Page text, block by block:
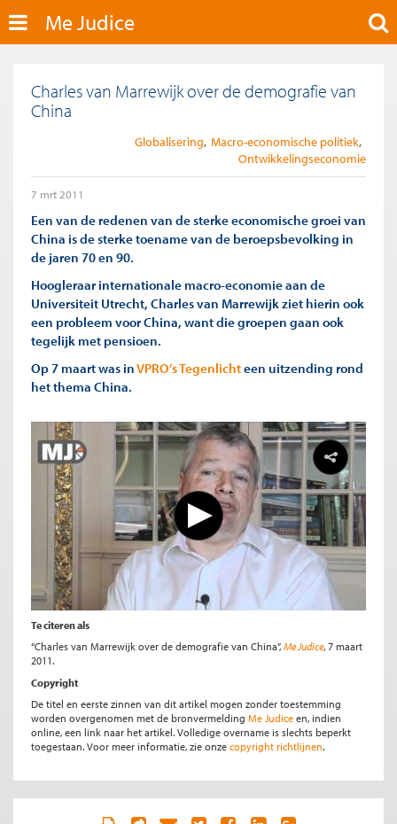
Me Judice
Charles van Marrewijk over de demografie van
China
Globalisering Macro-economische politiek
Ontwikkelingseconomie
7 mrt 2011
Een van de redenen van de sterke economische groei van
China is de sterke toename van de beroepsbevolking in
de jaren 70 en 90.
Hoogleraar internationale macro-economie aan de
Universiteit Utrecht, Charles van Marrewijk ziet hierin ook
een probleem voor China, want die groepen gaan ook
tegelijk met pensioen.
Op 7 maart was inVPRO’s Tegenlichteen uitzending rond
het thema China.
Te citeren als
“Charles van Marrewijk over de demografie van China”, Me Judice, 7 maart
2011.
Copyright
De titel en eerste zinnen van dit artikel mogen zonder toestemming
worden overgenomen met de bronvermelding Me Judice en, indien
online, een link naar het artikel. Volledige overname is slechts beperkt
toegestaan. Voor meer informatie, zie onze copyright richtlijnen.